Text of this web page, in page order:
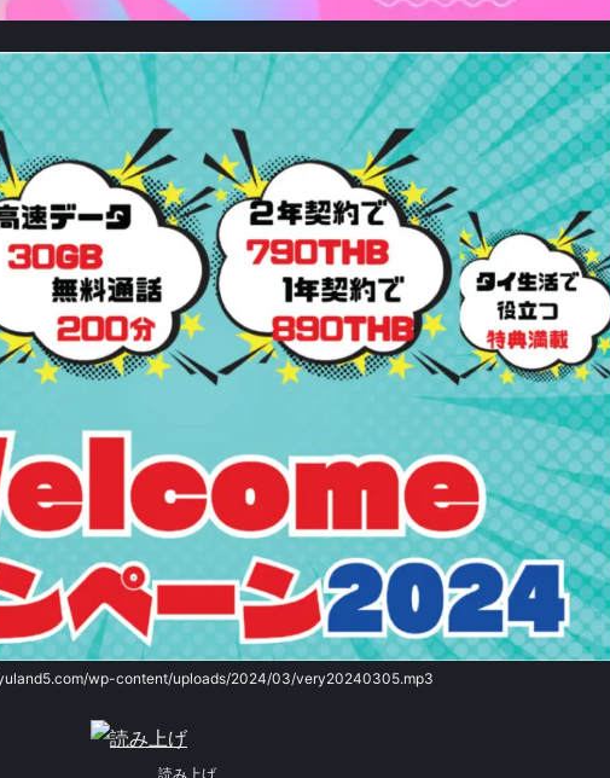
wp-content/uploads/2024/03/very20240305.mp3
読み上げ